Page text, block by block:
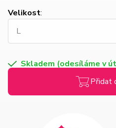
Velikost:
Skladem (odesíláme v
Přidat